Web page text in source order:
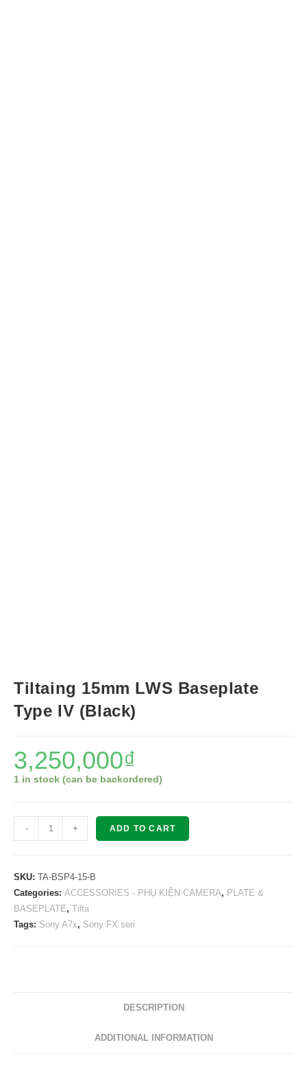
Tiltaing 15mm LWS Baseplate
Type IV (Black)
3,250,000₫
1 in stock (can be backordered)
15mm
Baseplate
Type
IV
(Black)
- + ADD TO CART
SKU: TA-BSP4-15-B
Categories: ACCESSORIES - PHỤ KIỆN CAMERA, PLATE &
BASEPLATE, Tilta
Tags: Sony A7x, Sony FX seri
DESCRIPTION
ADDITIONAL INFORMATION